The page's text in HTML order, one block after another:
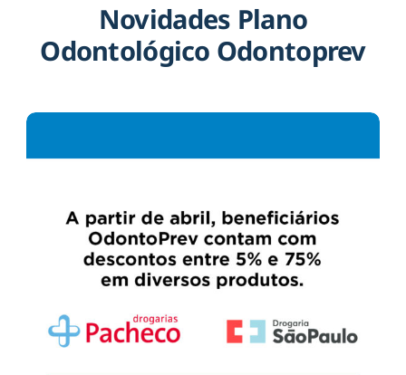
Novidades Plano
Odontológico Odontoprev